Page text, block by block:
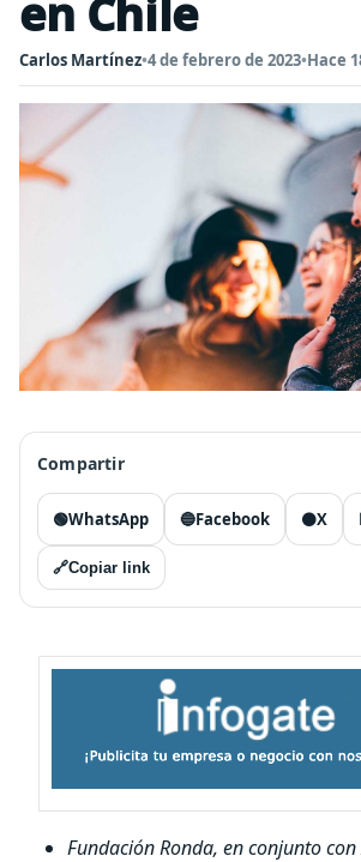
en Chile
Carlos Martínez•4 de febrero de 2023•Hace
Compartir
🟢WhatsApp 🔵Facebook ⚫X
🔗Copiar link
Fundación Ronda, en conjunto